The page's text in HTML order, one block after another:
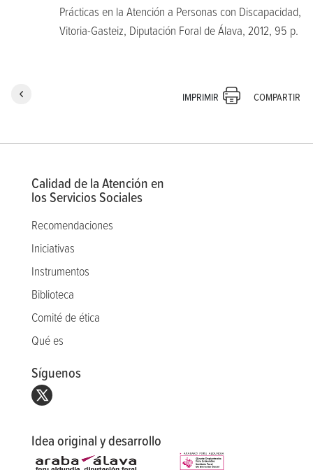
Prácticas en la Atención a Personas con Discapacidad,
Vitoria-Gasteiz, Diputación Foral de Álava, 2012, 95 p.
IMPRIMIR COMPARTIR
Calidad de la Atención en
los Servicios Sociales
Recomendaciones
Iniciativas
Instrumentos
Biblioteca
Comité de ética
Qué es
Síguenos
Idea original y desarrollo